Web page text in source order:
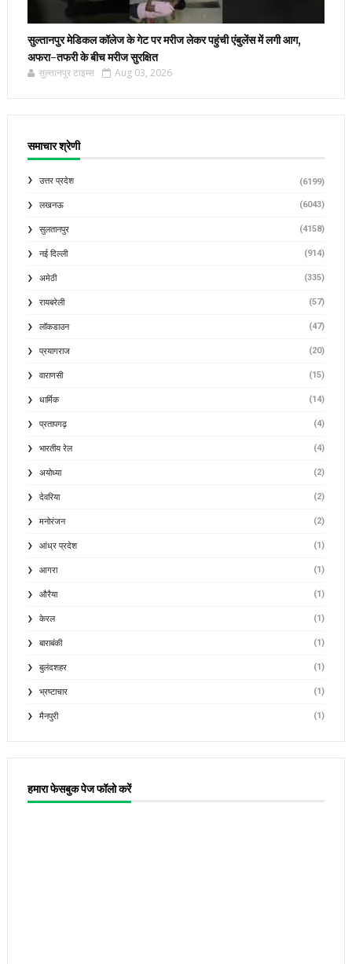
सुल्तानपुर मेडिकल कॉलेज के गेट पर मरीज लेकर पहुंची एंबुलेंस में लगी आग,
अफरा-तफरी के बीच मरीज सुरक्षित
सुल्तानपुर टाइम्स Aug 03, 2026
समाचार श्रेणी
उत्तर प्रदेश (6199)
लखनऊ (6043)
सुलतानपुर (4158)
नई दिल्ली (914)
अमेठी (335)
रायबरेली (57)
लॉकडाउन (47)
प्रयागराज (20)
वाराणसी (15)
धार्मिक (14)
प्रतापगढ़ (4)
भारतीय रेल (4)
अयोध्या (2)
देवरिया (2)
मनोरंजन (2)
आंध्र प्रदेश (1)
आगरा (1)
औरैया (1)
केरल (1)
बाराबंकी (1)
बुलंदशहर (1)
भ्रष्टाचार (1)
मैनपुरी (1)
हमारा फेसबुक पेज फॉलो करें